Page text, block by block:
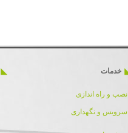
خدمات
نصب و راه اندازی
سرویس و نگهداری